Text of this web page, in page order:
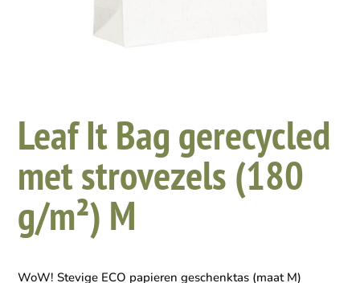
Leaf It Bag gerecycled
met strovezels (180
g/m²) M
WoW! Stevige ECO papieren geschenktas (maat M)